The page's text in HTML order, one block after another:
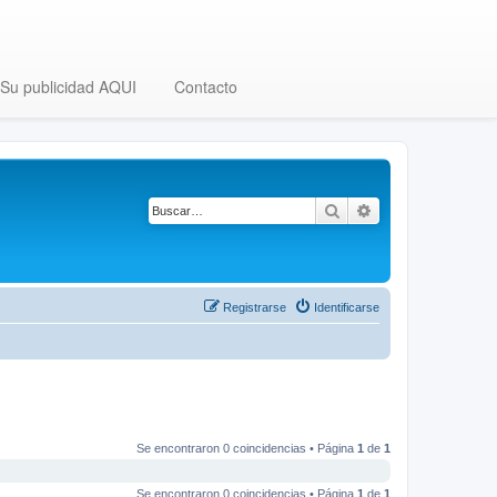
publicidad AQUI Contacto
Buscar
Identificarse
Registrarse
Se encontraron 0 coincidencias • Página 1 de 1
Se encontraron 0 coincidencias • Página 1 de 1